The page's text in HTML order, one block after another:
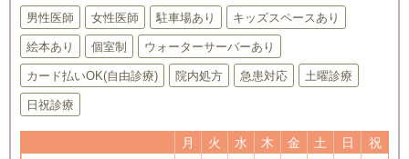
男性医師 女性医師 駐車場あり キッズスペースあり
絵本あり 個室制 ウォーターサーバーあり
カード払いOK(自由診療) 院内処方 急患対応 土曜診療
日祝診療
月 火 水 木 金 土 日
祝